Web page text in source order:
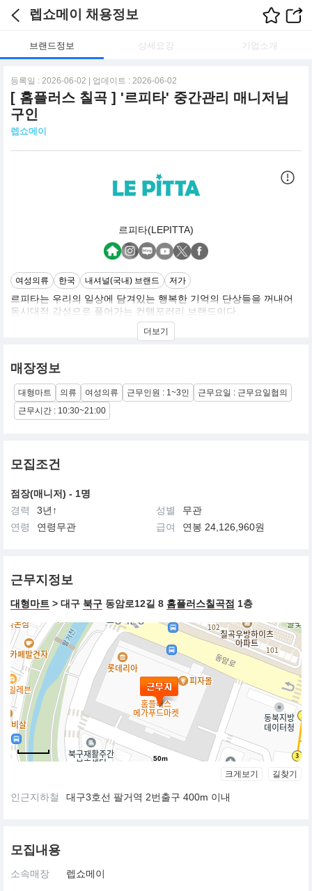
렙쇼메이 채용정보
브랜드정보 상세요강 기업소개
등록일 : 2026-06-02 | 업데이트 : 2026-06-02
[ 홈플러스 칠곡 ] '르피타' 중간관리 매니저님
구인
렙쇼메이
르피타(LEPITTA)
여성의류 한국 내셔널(국내) 브랜드 저가
르피타는 우리의 일상에 담겨있는 행복한 기억의 단상들을 꺼내어
동시대적 감성으로 풀어가는 컨템포러리 브랜드이다.
네추럴 소재로 부드럽고 편안한 실루엣을 주는 것이 르피타의 매력
더보기
매장정보
대형마트 의류 여성의류 근무인원 : 1~3인
근무요일 : 근무요일협의
근무시간 : 10:30~21:00
모집조건
점장(매니저) - 1명
경력
3년↑ 성별
무관
연령
연령무관 급여 연봉 24,126,960원
근무지정보
대형마트 > 대구 북구 동암로12길 8 홈플러스칠곡점 1층
50m
크게보기 길찾기
인근지하철 대구3호선 팔거역 2번출구 400m 이내
모집내용
소속매장 렙쇼메이